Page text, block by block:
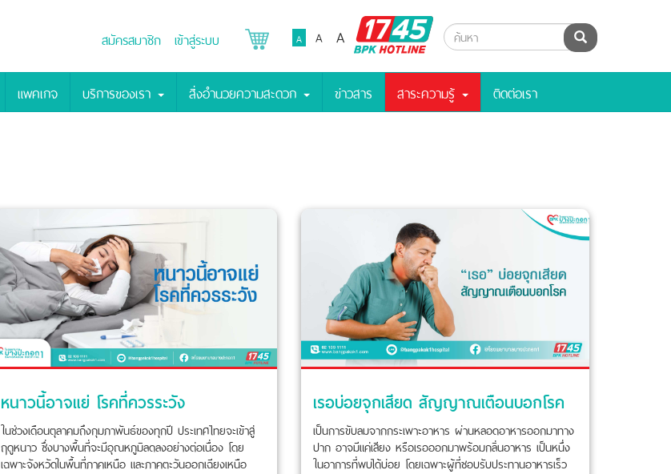
สมัครสมาชิก เข้าสู่ระบบ A A A
BPK
Hotline
ค้นหา
แพคเกจ บริการของเรา สิ่งอำนวยความสะดวก ข่าวสาร สาระความรู้ ติดต่อเรา
หนาวนี้อาจแย่ โรคที่ควรระวัง
ในช่วงเดือนตุลาคมถึงกุมภาพันธ์ของทุกปี ประเทศไทยจะเข้าสู่
ฤดูหนาว ซึ่งบางพื้นที่จะมีอุณหภูมิลดลงอย่างต่อเนื่อง โดย
เฉพาะจังหวัดในพื้นที่ภาคเหนือ และภาคตะวันออกเฉียงเหนือ
เรอบ่อยจุกเสียด สัญญาณเตือนบอกโรค
เป็นการขับลมจากกระเพาะอาหาร ผ่านหลอดอาหารออกมาทาง
ปาก อาจมีแค่เสียง หรือเรอออกมาพร้อมกลิ่นอาหาร เป็นหนึ่ง
ในอาการที่พบได้บ่อย โดยเฉพาะผู้ที่ชอบรับประทานอาหารเร็ว